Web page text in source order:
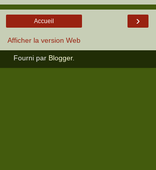
›
Accueil
Afficher la version Web
Fourni par Blogger.